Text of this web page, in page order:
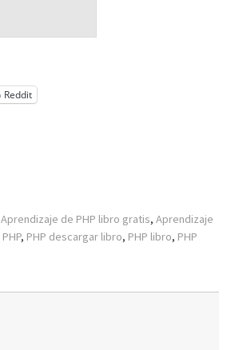
Reddit
Aprendizaje de PHP libro gratis, Aprendizaje
PHP, PHP descargar libro, PHP libro, PHP